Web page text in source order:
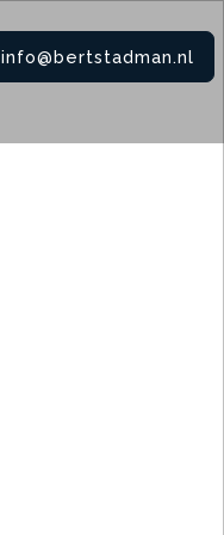
info@bertstadman.nl